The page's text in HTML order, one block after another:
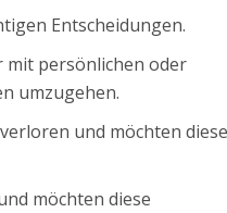
Entscheidungen.
mit persönlichen oder
umzugehen.
und möchten
möchten diese